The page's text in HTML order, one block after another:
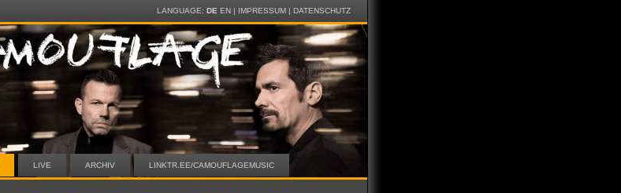
LANGUAGE: DE EN| IMPRESSUM| DATENSCHUTZ
LIVE ARCHIV LINKTR.EE/CAMOUFLAGEMUSIC